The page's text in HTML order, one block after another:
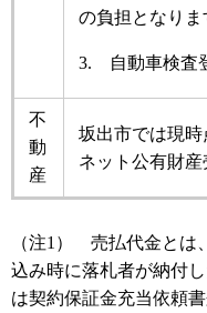
の負担となりま
3. 自動車検査
不
動
産
坂出市では現
ネット公有財産
（注1） 売払代金とは
込み時に落札者が納付
は契約保証金充当依頼